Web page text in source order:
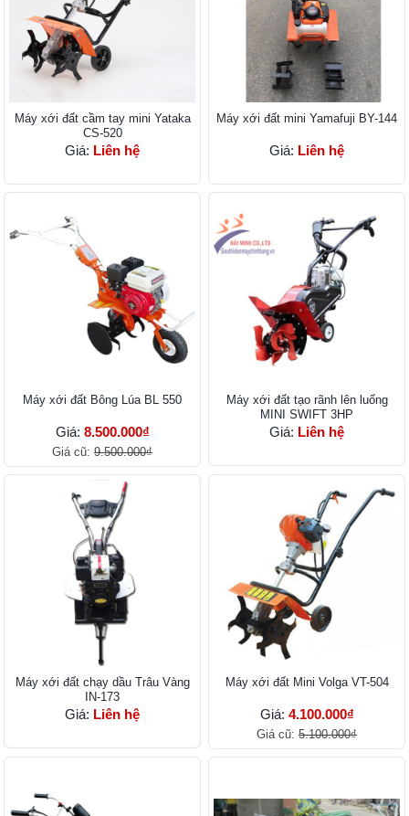
Máy xới đất cầm tay mini Yataka
CS-520
Giá: Liên hệ
Máy xới đất mini Yamafuji BY-144
Giá: Liên hệ
Máy xới đất Bông Lúa BL 550
Giá: 8.500.000₫
Giá cũ: 9.500.000₫
Máy xới đất tạo rãnh lên luống
MINI SWIFT 3HP
Giá: Liên hệ
Máy xới đất chạy dầu Trâu Vàng
IN-173
Giá: Liên hệ
Máy xới đất Mini Volga VT-504
Giá: 4.100.000₫
Giá cũ: 5.100.000₫